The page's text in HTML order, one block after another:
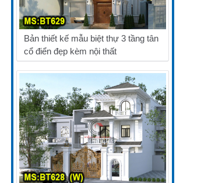
Bản thiết kế mẫu biệt thự 3 tầng tân
cổ điển đẹp kèm nội thất